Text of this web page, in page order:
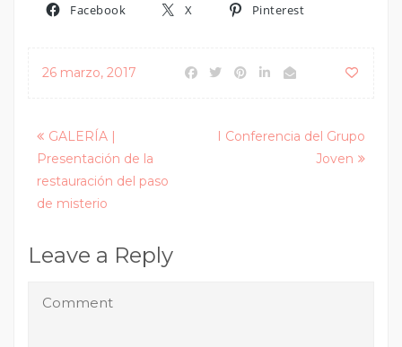
Facebook X Pinterest
26 marzo, 2017
Posts
navigation
GALERÍA |
Presentación de la
restauración del paso
de misterio
I Conferencia del Grupo
Joven
Leave a Reply